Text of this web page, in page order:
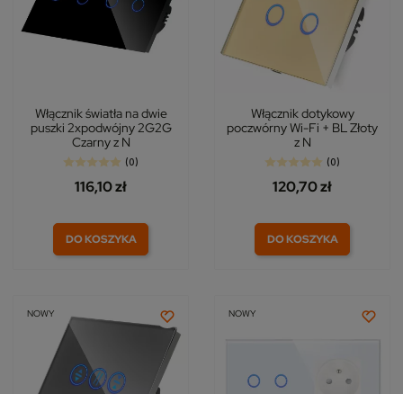
Włącznik światła na dwie
puszki 2xpodwójny 2G2G
Czarny z N
(0)
116,10 zł
DO KOSZYKA
Włącznik dotykowy
poczwórny Wi-Fi + BL Złoty
z N
(0)
120,70 zł
DO KOSZYKA
NOWY NOWY